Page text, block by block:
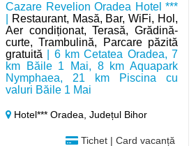
Cazare Revelion Oradea Hotel ***
Restaurant, Masă, Bar, WiFi, Hol,
Aer condiționat, Terasă, Grădină-
curte, Trambulină, Parcare păzită
gratuită | 6 km Cetatea Oradea, 7
km Băile 1 Mai, 8 km Aquapark
Nymphaea, 21 km Piscina cu
valuri Băile 1 Mai
Hotel*** Oradea,Județul Bihor
Tichet | Card vacanță